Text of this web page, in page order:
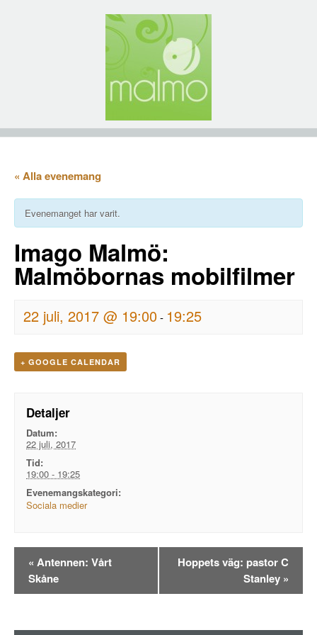
« Alla evenemang
Evenemanget har varit.
Imago Malmö:
Malmöbornas mobilfilmer
22 juli, 2017 @ 19:00- 19:25
+ GOOGLE CALENDAR
Detaljer
Datum:
22 juli, 2017
Tid:
19:00 - 19:25
Evenemangskategori:
Sociala medier
Evenemangsnavigation
« Antennen: Vårt
Skåne
Hoppets väg: pastor C
Stanley »